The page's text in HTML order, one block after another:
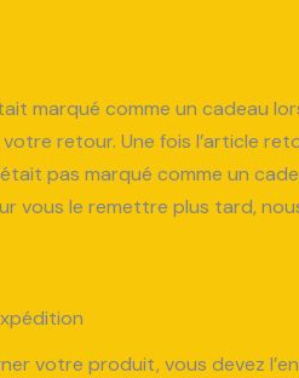
marqué comme un cadeau
retour. Une fois l’article
pas marqué comme un
vous le remettre plus tard,
votre produit, vous devez